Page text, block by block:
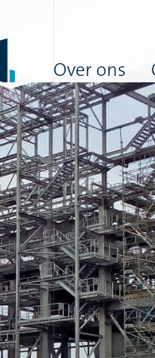
Over ons